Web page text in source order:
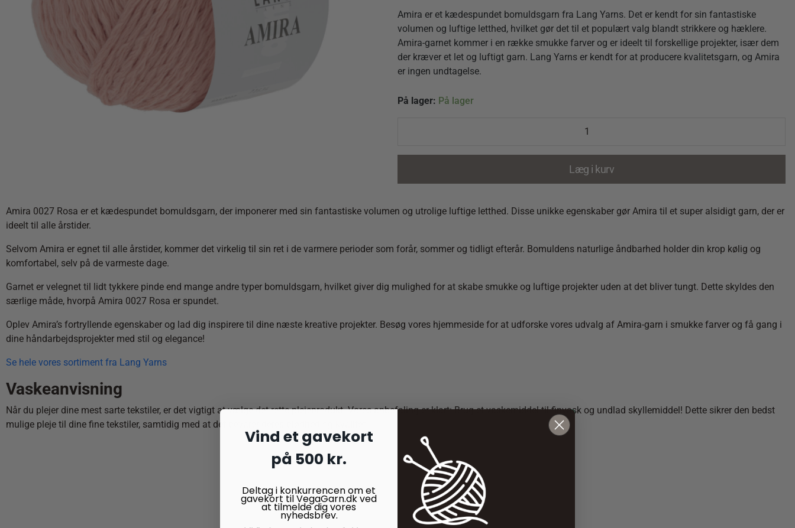
Amira er et kædespundet bomuldsgarn fra Lang Yarns. Det er kendt for sin fantastiske
volumen og luftige letthed, hvilket gør det til et populært valg blandt strikkere og hæklere.
Amira-garnet kommer i en række smukke farver og er ideelt til forskellige projekter, især dem
der kræver et let og luftigt garn. Lang Yarns er kendt for at producere kvalitetsgarn, og Amira
er ingen undtagelse.
På lager: På lager
Amira
Læg i kurv
Amira 0027 Rosa er et kædespundet bomuldsgarn, der imponerer med sin fantastiske volumen og utrolige luftige letthed. Disse unikke egenskaber gør Amira til et super alsidigt garn, der er
ideelt til alle årstider.
Selvom Amira er egnet til alle årstider, kommer det virkelig til sin ret i de varmere perioder som forår, sommer og tidligt efterår. Bomuldens naturlige åndbarhed holder din krop kølig og
komfortabel, selv på de varmeste dage.
Garnet er velegnet til lidt tykkere pinde end mange andre typer bomuldsgarn, hvilket giver dig mulighed for at skabe smukke og luftige projekter uden at det bliver tungt. Dette skyldes den
særlige måde, hvorpå Amira 0027 Rosa er spundet.
Oplev Amira’s fortryllende egenskaber og lad dig inspirere til dine næste kreative projekter. Besøg vores hjemmeside for at udforske vores udvalg af Amira-garn i smukke farver og få gang i
dine håndarbejdsprojekter med stil og elegance!
Se hele vores sortiment fra Lang Yarns
Vaskeanvisning
Når du plejer dine mest sarte tekstiler, er det vigtigt at vælge det rette plejeprodukt. Vores anbefaling er klart: Brug et vaskemiddel til finvask og undlad skyllemiddel! Dette sikrer den bedst
mulige pleje til dine fine tekstiler, samtidig med at det bevarer deres blødhed og kvalitet.
Vind et gavekort
på 500 kr.
Deltag i konkurrencen om et
gavekort til VegaGarn.dk ved
at tilmelde dig vores
nyhedsbrev.